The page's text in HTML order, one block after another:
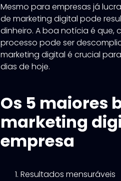
Mesmo para empresas já
de marketing digital pode
dinheiro. A boa notícia é que,
processo pode ser
marketing digital é crucial
dias de hoje.
Os 5 maiores
marketing
empresa
Resultados mensuráveis